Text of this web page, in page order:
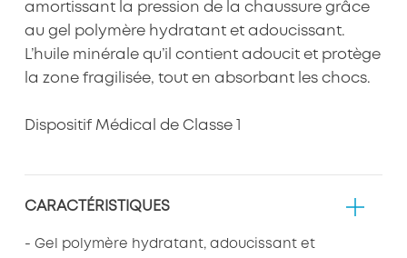
amortissant la pression de la chaussure grâce
au gel polymère hydratant et adoucissant.
L’huile minérale qu’il contient adoucit et protège
la zone fragilisée, tout en absorbant les chocs.
Dispositif Médical de Classe 1
CARACTÉRISTIQUES
- Gel polymère hydratant, adoucissant et